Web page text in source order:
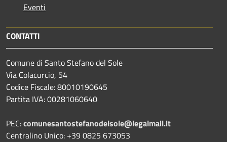
Eventi
CONTATTI
Comune di Santo Stefano del Sole
Via Colacurcio, 54
Codice Fiscale: 80010190645
Partita IVA: 00281060640
PEC:comunesantostefanodelsole@legalmail.it
Centralino Unico: +39 0825 673053